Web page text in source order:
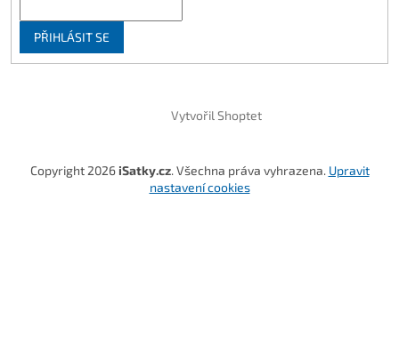
PŘIHLÁSIT SE
Vytvořil Shoptet
Copyright 2026 iSatky.cz. Všechna práva vyhrazena. Upravit
nastavení cookies